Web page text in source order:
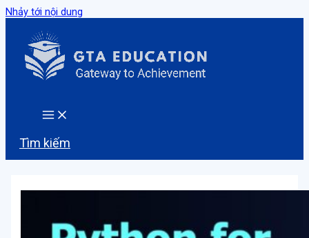
Nhảy tới nội dung
Tìm kiếm